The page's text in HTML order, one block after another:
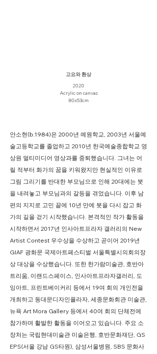
고요와 환상
2020
Acrylic on canvas
80x53cm
안소현(b.1984)은 2000년 예원학교, 2003년 서울예
술고등학교를 졸업하고 2010년 한국예술종합학교 영
상원 멀티미디어 영상과를 중퇴했습니다. 그녀는 어
릴 적부터 화가의 꿈을 키워왔지만 현실적인 이유로
그림 그리기를 반대한 부모님으로 인해 20대에는 붓
을 내려놓고 부모님과의 갈등을 겪었습니다. 이후 남
편의 지지로 고민 끝에 10년 만에 붓을 다시 잡고 화
가의 길을 걷기 시작했습니다. 본격적인 작가 활동을
시작하면서 2017년 인사아트프라자 갤러리의 New
Artist Contest 우수상을 수상하고 곧이어 2019년
GIAF 광화문 국제아트페스티벌 서울특별시의회의장
상 대상을 수상했습니다. 또한 한가람미술관, 호반아
트리움, 이랜드스페이스, 인사아트프라자갤러리, 도
잉아트, 프린트베이커리 등에서 19여 회의 개인전을
개최하고 동대문디자인플라자, 세종문화회관 미술관,
뉴욕 Art Mora Gallery 등에서 40여 회의 단체전에
참가하며 활발한 활동을 이어오고 있습니다. 주요 소
장처는 국립현대미술관 미술은행, 호반문화재단, GS
EPS(서울 강남 GS타원), 삼성서울병원, SBS 문화사